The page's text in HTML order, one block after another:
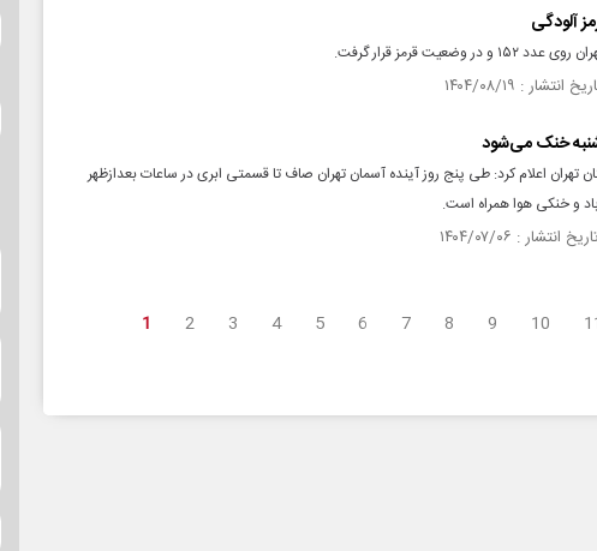
آلودگی
قرمز قرار گرفت.
خنک می‌شود
تهران اعلام کرد: طی پنج روز آینده آسمان تهران صاف تا قسمتی ابری در ساعات بعدازظهر
و خنکی هوا همراه است.
1 2 3 4 5 6 7 8 9 10